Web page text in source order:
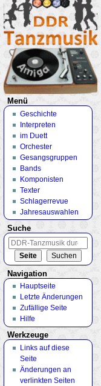
Menü
Geschichte
Interpreten
im Duett
Orchester
Gesangsgruppen
Bands
Komponisten
Texter
Schlagerrevue
Jahresauswahlen
Suche
Navigation
Hauptseite
Letzte Änderungen
Zufällige Seite
Hilfe
Werkzeuge
Links auf diese
Seite
Änderungen an
verlinkten Seiten